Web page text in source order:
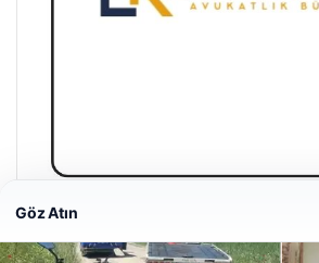
Enes Kaplan Avukatlık Bürosu
28/04/2026
Göz Atın